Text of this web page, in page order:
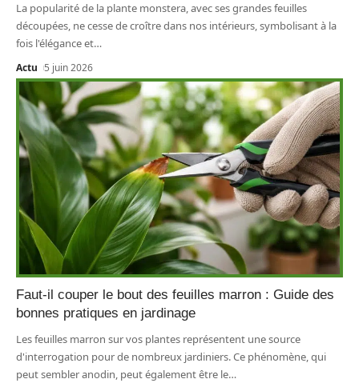
La popularité de la plante monstera, avec ses grandes feuilles
découpées, ne cesse de croître dans nos intérieurs, symbolisant à la
fois l'élégance et…
Actu 5 juin 2026
Faut-il couper le bout des feuilles marron : Guide des
bonnes pratiques en jardinage
Les feuilles marron sur vos plantes représentent une source
d'interrogation pour de nombreux jardiniers. Ce phénomène, qui
peut sembler anodin, peut également être le…